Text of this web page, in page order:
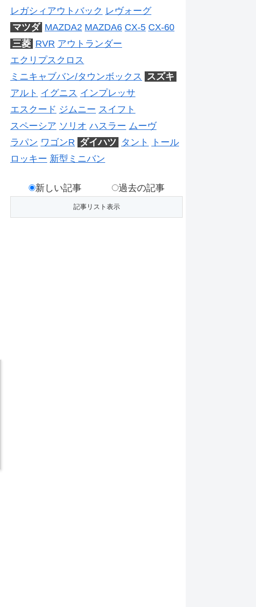
レガシィアウトバック レヴォーグ
マツダ MAZDA2 MAZDA6 CX-5 CX-60
三菱 RVR アウトランダー
エクリプスクロス
ミニキャブバン/タウンボックス
スズキ
アルト イグニス インプレッサ
エスクード ジムニー スイフト
スペーシア ソリオ ハスラー ムーヴ
ラパン ワゴンR ダイハツ タント
トール
ロッキー 新型ミニバン
新しい記事 過去の記事